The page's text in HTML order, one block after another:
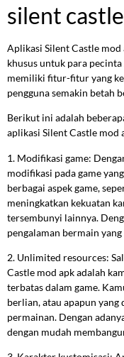
silent
Aplikasi Silent Castle mod
khusus untuk para
memiliki fitur-fitur yang
pengguna semakin betah
Berikut ini adalah
aplikasi Silent Castle mod
1. Modifikasi game:
modifikasi pada game
berbagai aspek game,
meningkatkan kekuatan
tersembunyi lainnya.
pengalaman bermain
2. Unlimited resources:
Castle mod apk adalah
terbatas dalam game.
berlian, atau apapun
permainan. Dengan
dengan mudah